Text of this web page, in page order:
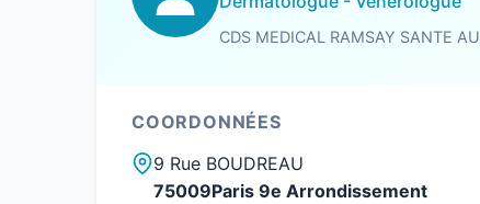
CDS MEDICAL RAMSAY SANTE
COORDONNÉES
9 Rue BOUDREAU
75009Paris 9e Arrondissement